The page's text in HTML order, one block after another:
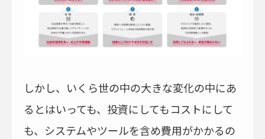
しかし、いくら世の中の大きな変化の中にあ
るとはいっても、投資にしてもコストにして
も、システムやツールを含め費用がかかるの